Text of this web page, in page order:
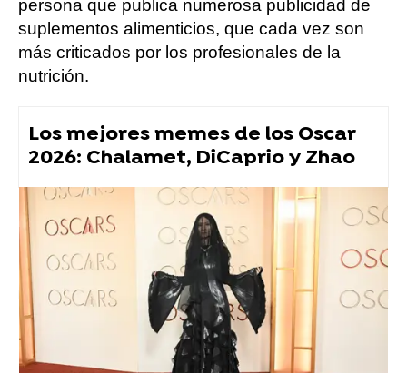
persona que publica numerosa publicidad de
suplementos alimenticios, que cada vez son
más criticados por los profesionales de la
nutrición.
Los mejores memes de los Oscar
2026: Chalamet, DiCaprio y Zhao
Vídeo viral
Flooxer Now